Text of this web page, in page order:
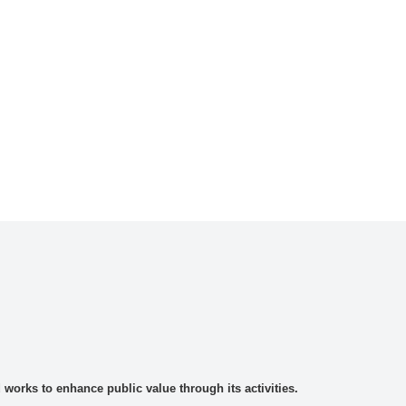
to enhance public value through its activities.